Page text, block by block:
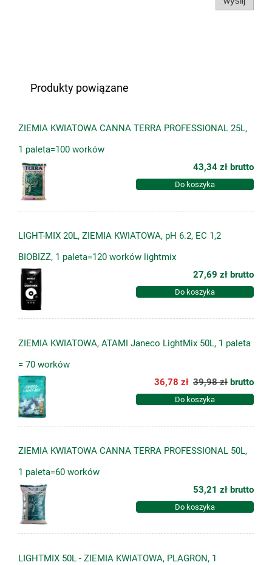
Produkty powiązane
ZIEMIA KWIATOWA CANNA TERRA PROFESSIONAL 25L,
1 paleta=100 worków
43,34 zł brutto
Do koszyka
LIGHT-MIX 20L, ZIEMIA KWIATOWA, pH 6.2, EC 1,2
BIOBIZZ, 1 paleta=120 worków lightmix
27,69 zł brutto
Do koszyka
ZIEMIA KWIATOWA, ATAMI Janeco LightMix 50L, 1 paleta
= 70 worków
36,78 zł 39,98 zł brutto
Do koszyka
ZIEMIA KWIATOWA CANNA TERRA PROFESSIONAL 50L,
1 paleta=60 worków
53,21 zł brutto
Do koszyka
LIGHTMIX 50L - ZIEMIA KWIATOWA, PLAGRON, 1